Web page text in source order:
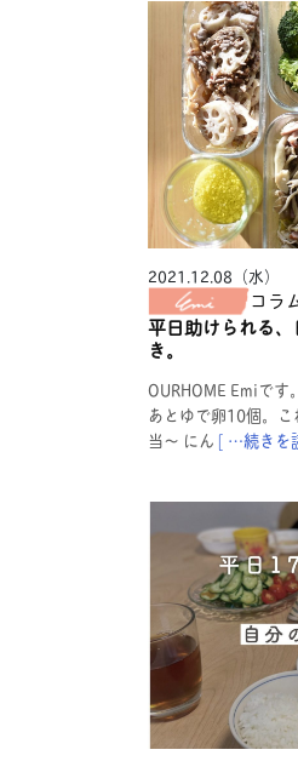
2021.12.08（水）
コラ
平日助けられる
き。
OURHOME Emiです
あとゆで卵10個。
当〜 にん [ …続きを